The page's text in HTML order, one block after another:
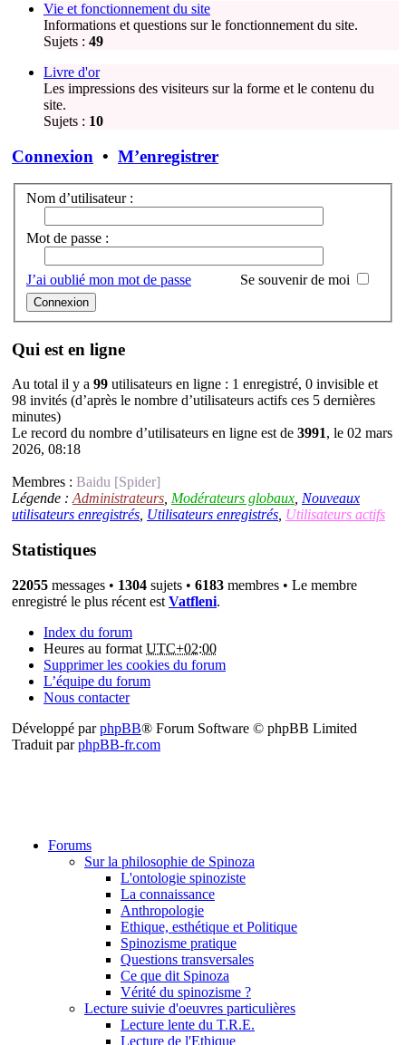
Vie et fonctionnement du site
Informations et questions sur le fonctionnement du site.
Sujets : 49
Livre d'or
Les impressions des visiteurs sur la forme et le contenu du
site.
Sujets : 10
Connexion • M’enregistrer
Nom d’utilisateur :
Mot de passe :
J’ai oublié mon mot de passe Se souvenir de moi
Qui est en ligne
Au total il y a 99 utilisateurs en ligne : 1 enregistré, 0 invisible et
98 invités (d’après le nombre d’utilisateurs actifs ces 5 dernières
minutes)
Le record du nombre d’utilisateurs en ligne est de 3991, le 02 mars
2026, 08:18
Membres : Baidu [Spider]
Légende :Administrateurs, Modérateurs globaux, Nouveaux
utilisateurs enregistrés, Utilisateurs enregistrés, Utilisateurs actifs
Statistiques
22055 messages • 1304 sujets • 6183 membres • Le membre
enregistré le plus récent est Vatfleni.
Index du forum
Heures au format UTC+02:00
Supprimer les cookies du forum
L’équipe du forum
Nous contacter
Développé parphpBB® Forum Software © phpBB Limited
Traduit parphpBB-fr.com
Forums
Sur la philosophie de Spinoza
L'ontologie spinoziste
La connaissance
Anthropologie
Ethique, esthétique et Politique
Spinozisme pratique
Questions transversales
Ce que dit Spinoza
Vérité du spinozisme ?
Lecture suivie d'oeuvres particulières
Lecture lente du T.R.E.
Lecture de l'Ethique